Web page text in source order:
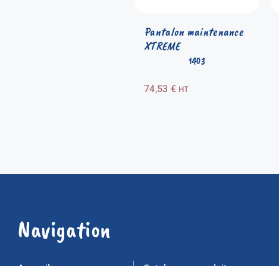
1403
Pantalon maintenance
XTREME
74,53 € HT
Navigation